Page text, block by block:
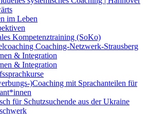
im Leben
Kompetenztraining (SoKo)
Coaching-Netzwerk-Strausberg
& Integration
& Integration
)Coaching mit Sprachanteilen für
für Schutzsuchende aus der Ukraine